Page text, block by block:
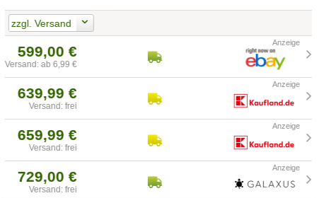
zzgl. Versand
599,00 €
Versand: ab 6,99 €
639,99 €
Versand: frei
659,99 €
Versand: frei
729,00 €
Versand: frei